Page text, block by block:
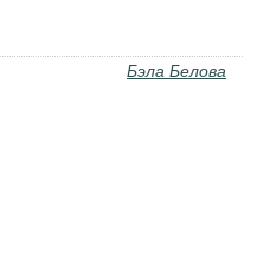
Бэла Белова